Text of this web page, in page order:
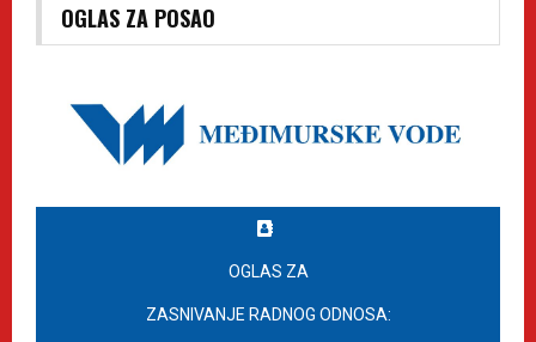
OGLAS ZA POSAO
OGLAS ZA
ZASNIVANJE RADNOG ODNOSA: